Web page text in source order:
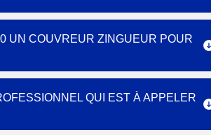
UN COUVREUR ZINGUEUR POUR
QUI EST À APPELER